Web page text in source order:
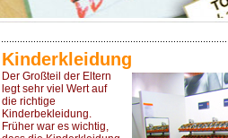
Kinderkleidung
Der Großteil der Eltern
legt sehr viel Wert auf
die richtige
Kinderbekleidung.
Früher war es wichtig,